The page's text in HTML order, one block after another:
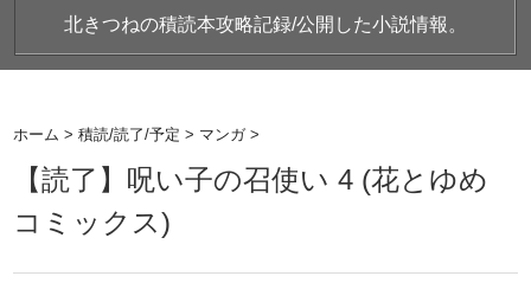
北きつねの積読本攻略記録/公開した小説情報。
ホーム >積読/読了/予定 > マンガ >
【読了】呪い子の召使い 4 (花とゆめ
コミックス)